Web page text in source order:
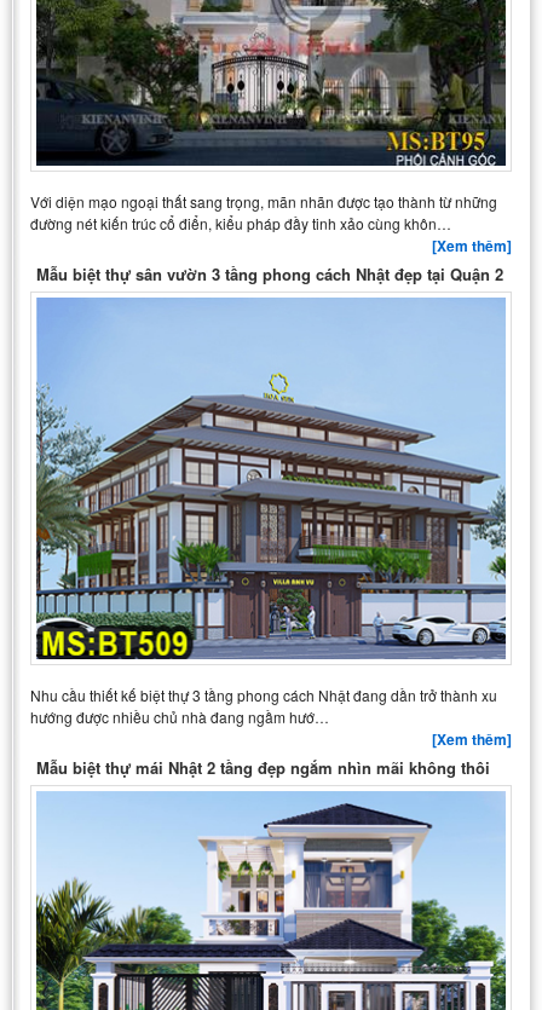
Với diện mạo ngoại thất sang trọng, mãn nhãn được tạo thành từ những
đường nét kiến trúc cổ điển, kiểu pháp đầy tinh xảo cùng khôn…
[Xem thêm]
Mẫu biệt thự sân vườn 3 tầng phong cách Nhật đẹp tại Quận 2
Nhu cầu thiết kế biệt thự 3 tầng phong cách Nhật đang dần trở thành xu
hướng được nhiều chủ nhà đang ngầm hướ…
[Xem thêm]
Mẫu biệt thự mái Nhật 2 tầng đẹp ngắm nhìn mãi không thôi